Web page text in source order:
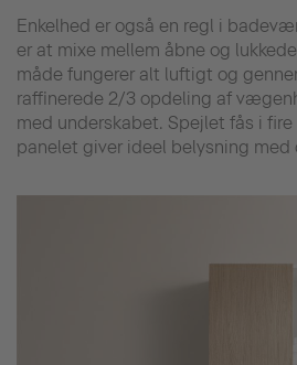
Enkelhed er også en regl i
er at mixe mellem åbne og
måde fungerer alt luftigt og
raffinerede 2/3 opdeling af
med underskabet. Spejlet fås i
panelet giver ideel belysning med